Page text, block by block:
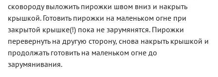
сковороду выложить пирожки швом вниз и накрыть
крышкой. Готовить пирожки на маленьком огне при
закрытой крышке(!) пока не зарумянятся. Пирожки
перевернуть на другую сторону, снова накрыть крышкой и
продолжать готовить на маленьком огне до
зарумянивания.